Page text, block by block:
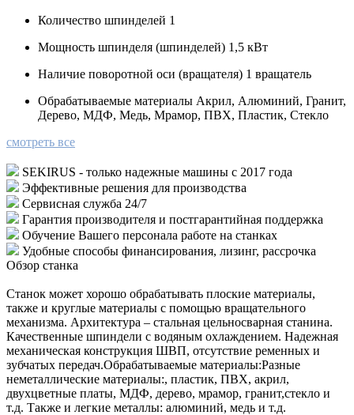
Количество шпинделей 1
Мощность шпинделя (шпинделей) 1,5 кВт
Наличие поворотной оси (вращателя) 1 вращатель
Обрабатываемые материалы Акрил, Алюминий, Гранит,
Дерево, МДФ, Медь, Мрамор, ПВХ, Пластик, Стекло
смотреть все
SEKIRUS - только надежные машины с 2017 года
Эффективные решения для производства
Сервисная служба 24/7
Гарантия производителя и постгарантийная поддержка
Обучение Вашего персонала работе на станках
Удобные способы финансирования, лизинг, рассрочка
Обзор станка
Станок может хорошо обрабатывать плоские материалы,
также и круглые материалы с помощью вращательного
механизма. Архитектура – стальная цельносварная станина.
Качественные шпиндели с водяным охлаждением. Надежная
механическая конструкция ШВП, отсутствие ременных и
зубчатых передач.Обрабатываемые материалы:Разные
неметаллические материалы:, пластик, ПВХ, акрил,
двухцветные платы, МДФ, дерево, мрамор, гранит,стекло и
т.д. Также и легкие металлы: алюминий, медь и т.д.